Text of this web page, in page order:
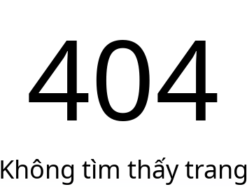
404
Không tìm thấy trang